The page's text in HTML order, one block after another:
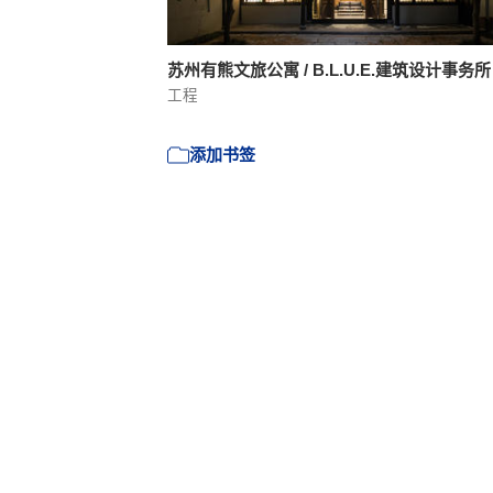
苏州有熊文旅公寓 / B.L.U.E.建筑设计事务
工程
添加书签